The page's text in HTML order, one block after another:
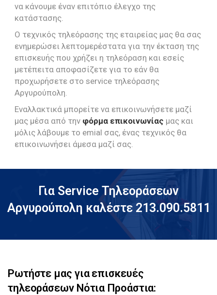
να κάνουμε έναν επιτόπιο έλεγχο της
κατάστασης.
Ο τεχνικός τηλεόρασης της εταιρείας μας θα σας
ενημερώσει λεπτομερέστατα για την έκταση της
επισκευής που χρήζει η τηλεόραση και εσείς
μετέπειτα αποφασίζετε για το εάν θα
προχωρήσετε στο service τηλεόρασης
Αργυρούπολη.
Εναλλακτικά μπορείτε να επικοινωνήσετε μαζί
μας μέσα από την φόρμα επικοινωνίας μας και
μόλις λάβουμε το emial σας, ένας τεχνικός θα
επικοινωνήσει άμεσα μαζί σας.
Για Service Τηλεοράσεων
Αργυρούπολη καλέστε 213.090.5811
Ρωτήστε μας για επισκευές
τηλεοράσεων Νότια Προάστια: